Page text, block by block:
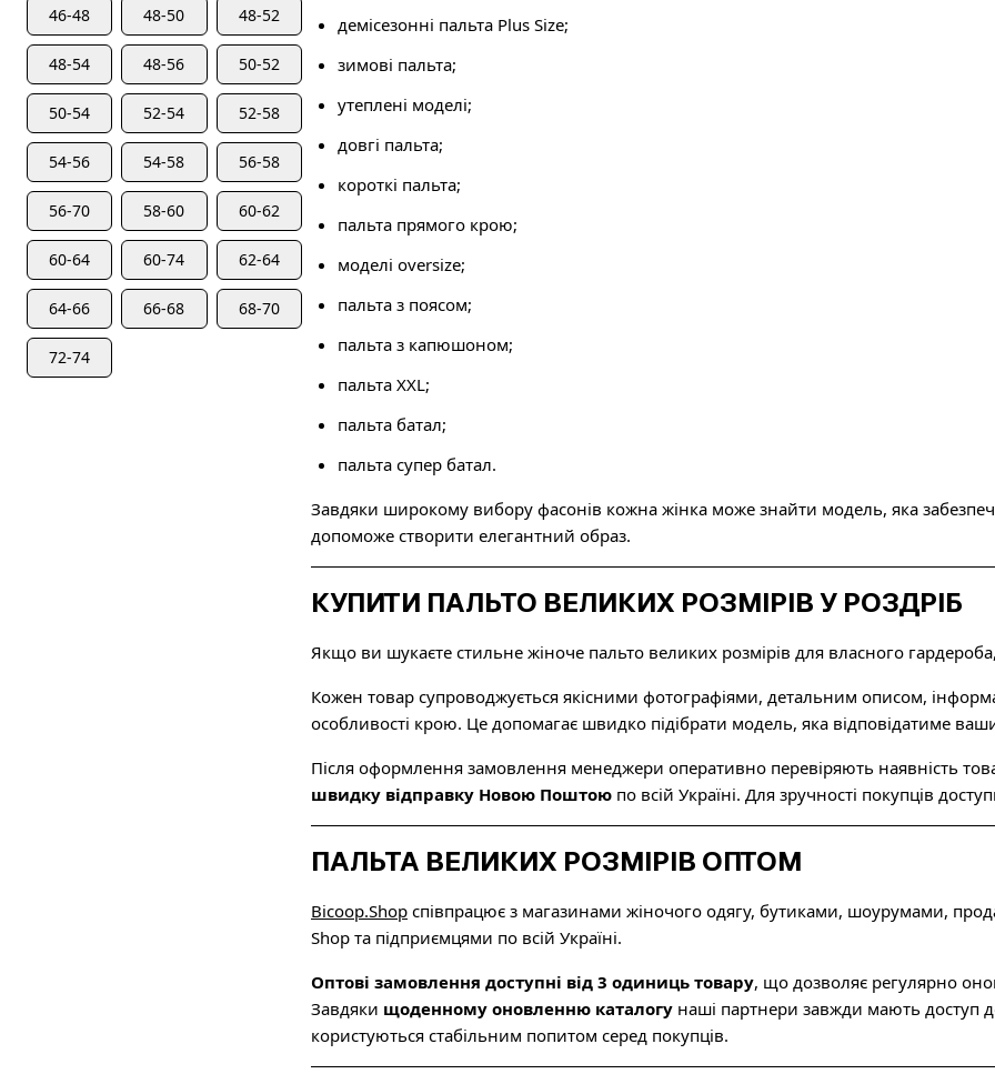
46-48 48-50 48-52
48-54 48-56 50-52
50-54 52-54 52-58
54-56 54-58 56-58
56-70 58-60 60-62
60-64 60-74 62-64
64-66 66-68 68-70
72-74
демісезонні пальта Plus Size;
зимові пальта;
утеплені моделі;
довгі пальта;
короткі пальта;
пальта прямого крою;
моделі oversize;
пальта з поясом;
пальта з капюшоном;
пальта XXL;
пальта батал;
пальта супер батал.
Завдяки широкому вибору фасонів кожна жінка може знайти модель, яка
допоможе створити елегантний образ.
КУПИТИ ПАЛЬТО ВЕЛИКИХ РОЗМІРІВ У РОЗДРІБ
Якщо ви шукаєте стильне жіноче пальто великих розмірів для власного
Кожен товар супроводжується якісними фотографіями, детальним описом,
особливості крою. Це допомагає швидко підібрати модель, яка відповідатиме
Після оформлення замовлення менеджери оперативно перевіряють наявність
швидку відправку Новою Поштою по всій Україні. Для зручності покупців
ПАЛЬТА ВЕЛИКИХ РОЗМІРІВ ОПТОМ
Bicoop.Shop співпрацює з магазинами жіночого одягу, бутиками, шоурумами,
Shop та підприємцями по всій Україні.
Оптові замовлення доступні від 3 одиниць товару, що дозволяє регулярно
Завдяки щоденному оновленню каталогу наші партнери завжди мають доступ
користуються стабільним попитом серед покупців.